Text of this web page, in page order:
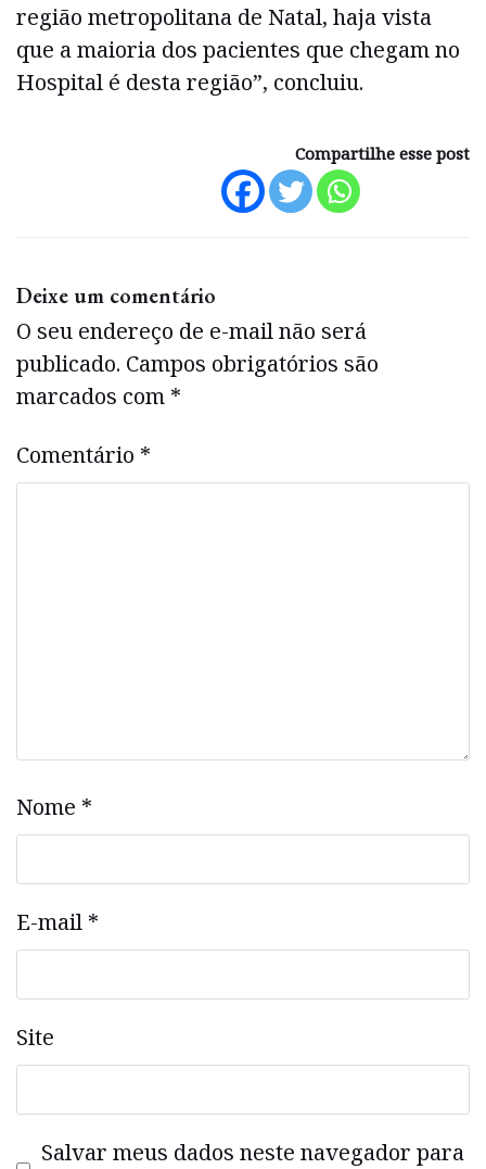
região metropolitana de Natal, haja vista
que a maioria dos pacientes que chegam no
Hospital é desta região”, concluiu.
Compartilhe esse post
Deixe um comentário
O seu endereço de e-mail não será
publicado. Campos obrigatórios são
marcados com *
Comentário *
Nome *
E-mail *
Site
Salvar meus dados neste navegador para